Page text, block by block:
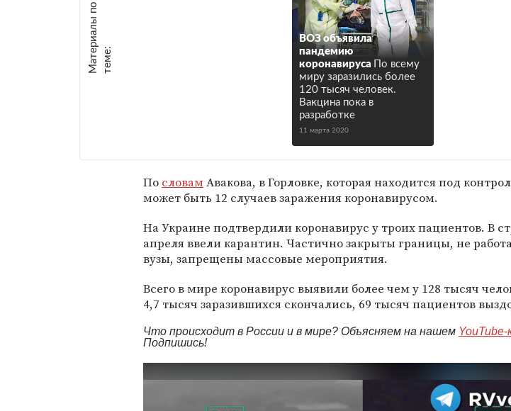
М
а
т е
р
и
а
л
ы
п
о
т
е
м
е :
ВОЗ объявила
пандемию
коронавируса
По всему
миру заразились более
120 тысяч человек.
Вакцина пока в
разработке
11 марта 2020
По словамАвакова, в Горловке, которая находится под
может быть 12 случаев заражения коронавирусом.
На Украине подтвердили коронавирус у троих пациентов. В
апреля ввели карантин. Частично закрыты границы, не
вузы, запрещены массовые мероприятия.
Всего в мире коронавирус выявили более чем у 128 тысяч
4,7 тысяч заразившихся скончались, 69 тысяч пациентов
Что происходит в России и в мире? Объясняем на нашем YouTube-
Подпишись!